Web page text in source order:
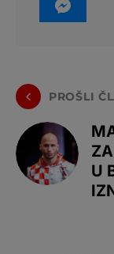
PROŠLI
U